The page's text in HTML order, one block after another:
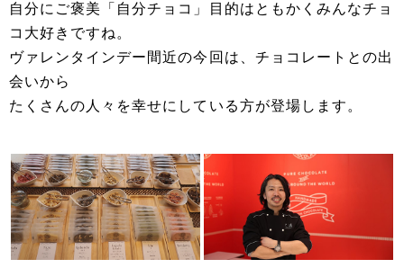
自分にご褒美「自分チョコ」目的はともかくみんなチョ
コ大好きですね。
ヴァレンタインデー間近の今回は、チョコレートとの出
会いから
たくさんの人々を幸せにしている方が登場します。